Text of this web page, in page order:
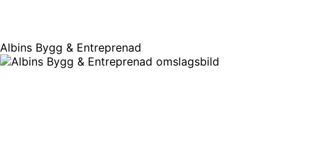
Albins Bygg & Entreprenad